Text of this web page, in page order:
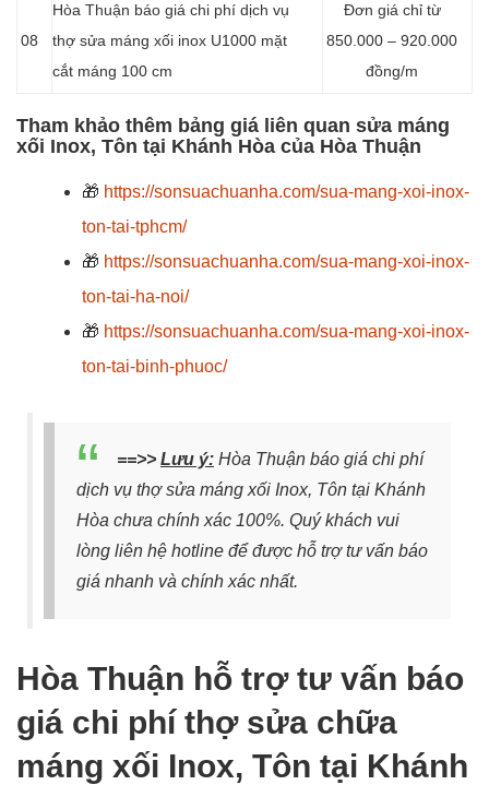
08
Hòa Thuận báo giá chi phí dịch vụ
thợ sửa máng xối inox U1000 mặt
cắt máng 100 cm
Đơn giá chỉ từ
850.000 – 920.000
đồng/m
Tham khảo thêm bảng giá liên quan sửa máng
xối Inox, Tôn tại Khánh Hòa của Hòa Thuận
🎁 https://sonsuachuanha.com/sua-mang-xoi-inox-
ton-tai-tphcm/
🎁 https://sonsuachuanha.com/sua-mang-xoi-inox-
ton-tai-ha-noi/
🎁 https://sonsuachuanha.com/sua-mang-xoi-inox-
ton-tai-binh-phuoc/
==>> Lưu ý: Hòa Thuận báo giá chi phí
dịch vụ thợ sửa máng xối Inox, Tôn tại Khánh
Hòa chưa chính xác 100%. Quý khách vui
lòng liên hệ hotline để được hỗ trợ tư vấn báo
giá nhanh và chính xác nhất.
Hòa Thuận hỗ trợ tư vấn báo
giá chi phí thợ sửa chữa
máng xối Inox, Tôn tại Khánh